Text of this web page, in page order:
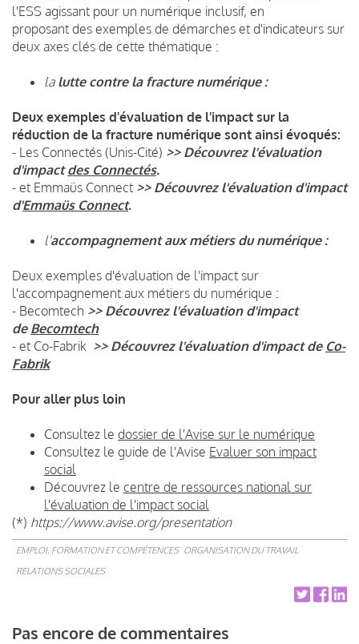
l'ESS agissant pour un numérique inclusif, en
proposant des exemples de démarches et d'indicateurs sur
deux axes clés de cette thématique :
la lutte contre la fracture numérique :
Deux exemples d'évaluation de l'impact sur la
réduction de la fracture numérique sont ainsi évoqués:
- Les Connectés (Unis-Cité) >> Découvrez l'évaluation
d'impactdes Connectés.
- et Emmaüs Connect >> Découvrez l'évaluation d'impact
d'Emmaüs Connect.
l'accompagnement aux métiers du numérique :
Deux exemples d'évaluation de l'impact sur
l'accompagnement aux métiers du numérique :
- Becomtech >> Découvrez l'évaluation d'impact
de Becomtech
- et Co-Fabrik >> Découvrez l'évaluation d'impact de Co-
Fabrik
Pour aller plus loin
Consultez le dossier de l'Avise sur le numérique
Consultez le guide de l'Avise Evaluer son impact
social
Découvrez le centre de ressources national sur
l'évaluation de l'impact social
(*) https://www.avise.org/presentation
EMPLOI, FORMATION ET COMPÉTENCES ORGANISATION DU TRAVAIL
RELATIONS SOCIALES
Pas encore de commentaires